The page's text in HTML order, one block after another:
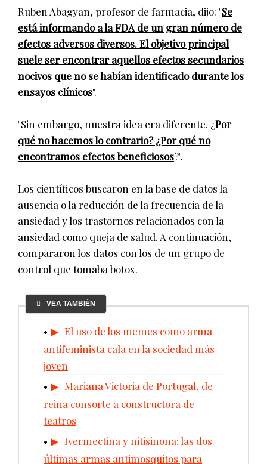
Ruben Abagyan, profesor de farmacia, dijo: "Se
está informando a la FDA de un gran número de
efectos adversos diversos. El objetivo principal
suele ser encontrar aquellos efectos secundarios
nocivos que no se habían identificado durante los
ensayos clínicos".
"Sin embargo, nuestra idea era diferente. ¿Por
qué no hacemos lo contrario? ¿Por qué no
encontramos efectos beneficiosos?".
Los científicos buscaron en la base de datos la
ausencia o la reducción de la frecuencia de la
ansiedad y los trastornos relacionados con la
ansiedad como queja de salud. A continuación,
compararon los datos con los de un grupo de
control que tomaba botox.
VEA TAMBIÉN
El uso de los memes como arma
antifeminista cala en la sociedad más
joven
Mariana Victoria de Portugal, de
reina consorte a constructora de
teatros
Ivermectina y nitisinona: las dos
últimas armas antimosquitos para